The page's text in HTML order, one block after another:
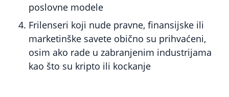
poslovne modele
Frilenseri koji nude pravne, finansijske ili
marketinške savete obično su prihvaćeni,
osim ako rade u zabranjenim industrijama
kao što su kripto ili kockanje